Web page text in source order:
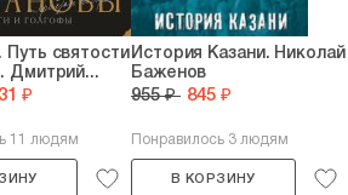
Путь святости
Дмитрий...
₽
11 людям
История Казани. Николай
Баженов
955 ₽ 845 ₽
Понравилось 3 людям
В КОРЗИНУ